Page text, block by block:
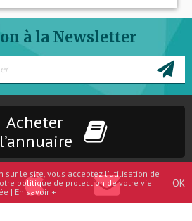
à la Newsletter
Acheter
l’annuaire
sur le site, vous acceptez l'utilisation de
politique de protection de votre vie
| En savoir +
OK